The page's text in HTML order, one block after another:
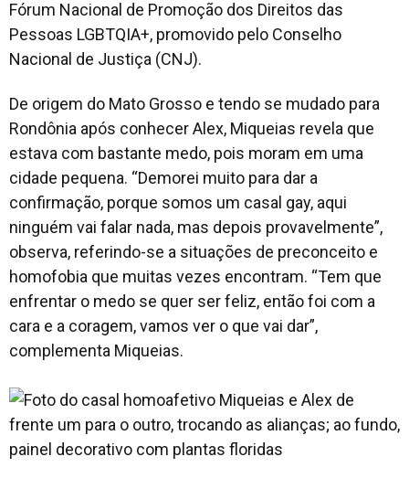
Fórum Nacional de Promoção dos Direitos das
Pessoas LGBTQIA+, promovido pelo Conselho
Nacional de Justiça (CNJ).
De origem do Mato Grosso e tendo se mudado para
Rondônia após conhecer Alex, Miqueias revela que
estava com bastante medo, pois moram em uma
cidade pequena. “Demorei muito para dar a
confirmação, porque somos um casal gay, aqui
ninguém vai falar nada, mas depois provavelmente”,
observa, referindo-se a situações de preconceito e
homofobia que muitas vezes encontram. “Tem que
enfrentar o medo se quer ser feliz, então foi com a
cara e a coragem, vamos ver o que vai dar”,
complementa Miqueias.